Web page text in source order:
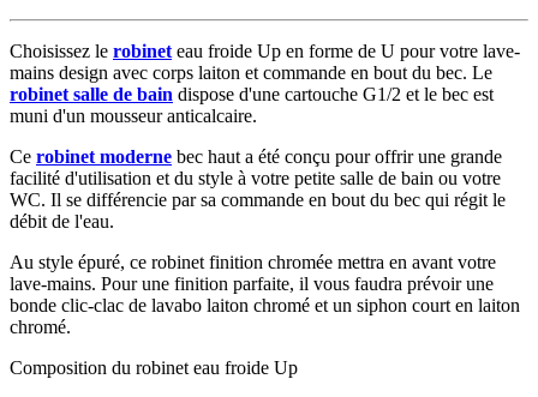
Choisissez le robinet eau froide Up en forme de U pour votre lave-
mains design avec corps laiton et commande en bout du bec. Le
robinet salle de bain dispose d'une cartouche G1/2 et le bec est
muni d'un mousseur anticalcaire.
Ce robinet moderne bec haut a été conçu pour offrir une grande
facilité d'utilisation et du style à votre petite salle de bain ou votre
WC. Il se différencie par sa commande en bout du bec qui régit le
débit de l'eau.
Au style épuré, ce robinet finition chromée mettra en avant votre
lave-mains. Pour une finition parfaite, il vous faudra prévoir une
bonde clic-clac de lavabo laiton chromé et un siphon court en laiton
chromé.
Composition du robinet eau froide Up